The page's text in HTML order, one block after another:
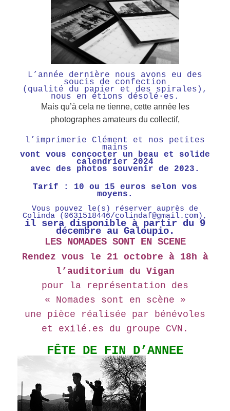
L’année dernière nous avons eu des
soucis de confection
(qualité du papier et des spirales),
nous en étions désolé·es.
Mais qu’à cela ne tienne, cette année les
photographes amateurs du collectif,
l’imprimerie Clément et nos petites
mains
vont vous concocter un beau et solide
calendrier 2024
avec des photos souvenir de 2023.
Tarif : 10 ou 15 euros selon vos
moyens.
Vous pouvez le(s) réserver auprès de
Colinda (0631518446/colindaf@gmail.com),
il sera disponible à partir du 9
décembre au Galoupio.
LES NOMADES SONT EN SCENE
Rendez vous le 21 octobre à 18h à
l’auditorium du Vigan
pour la représentation des
« Nomades sont en scène »
une pièce réalisée par bénévoles
et exilé.es du groupe CVN.
FÊTE DE FIN D’ANNEE